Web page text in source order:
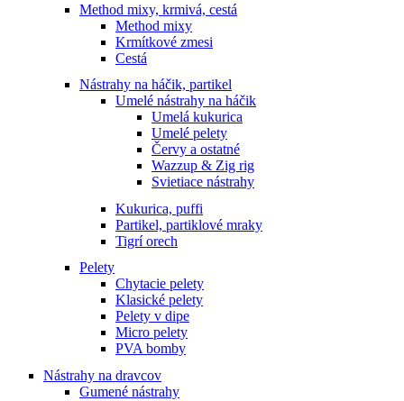
Method mixy, krmivá, cestá
Method mixy
Krmítkové zmesi
Cestá
Nástrahy na háčik, partikel
Umelé nástrahy na háčik
Umelá kukurica
Umelé pelety
Červy a ostatné
Wazzup & Zig rig
Svietiace nástrahy
Kukurica, puffi
Partikel, partiklové mraky
Tigrí orech
Pelety
Chytacie pelety
Klasické pelety
Pelety v dipe
Micro pelety
PVA bomby
Nástrahy na dravcov
Gumené nástrahy